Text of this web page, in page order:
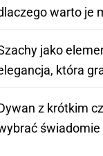
warto je
jako
która
z krótkim
świadomie